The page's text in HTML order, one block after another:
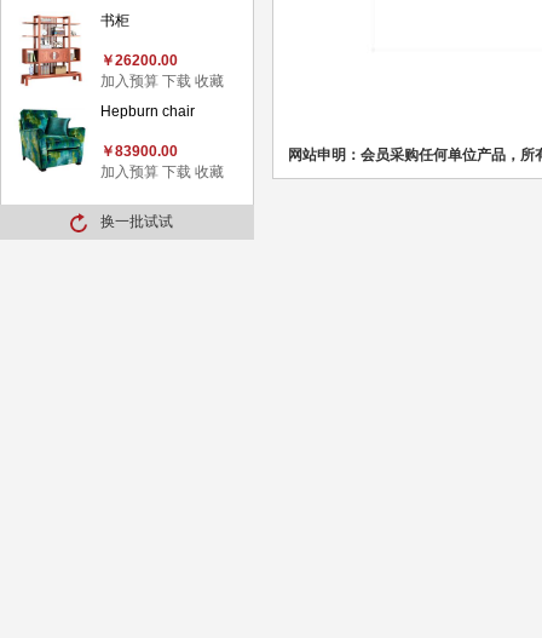
书柜
￥26200.00
加入预算 下载 收藏
Hepburn chair
￥83900.00
加入预算 下载 收藏
换一批试试
网站申明：会员采购任何单位产品，